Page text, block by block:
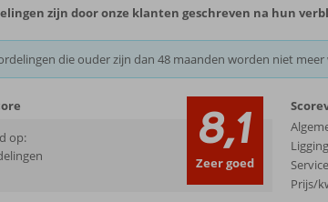
zijn door onze klanten geschreven na hun
die ouder zijn dan 48 maanden worden niet
op:
8,1
Zeer goed
Ligging
Service
Prijs/